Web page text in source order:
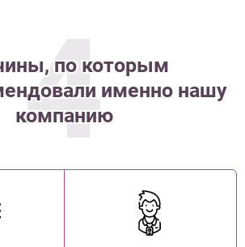
4
по которым
именно нашу
компанию